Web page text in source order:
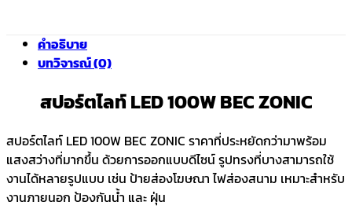
คำอธิบาย
บทวิจารณ์ (0)
สปอร์ตไลท์ LED 100W BEC ZONIC
สปอร์ตไลท์ LED 100W BEC ZONIC ราคาที่ประหยัดกว่ามาพร้อม
แสงสว่างที่มากขึ้น ด้วยการออกแบบดีไซน์ รูปทรงที่บางสามารถใช้
งานได้หลายรูปแบบ เช่น ป้ายส่องโฆษณา ไฟส่องสนาม เหมาะสำหรับ
งานภายนอก ป้องกันน้ำ และ ฝุ่น